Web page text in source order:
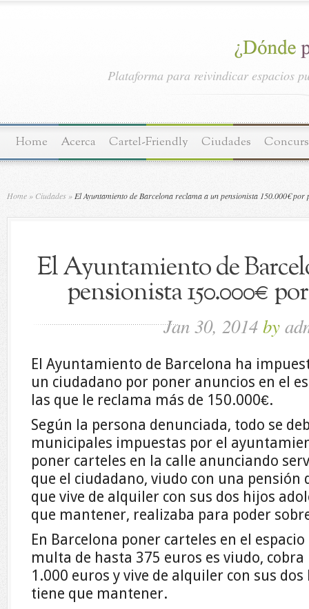
Plataforma para reivindicar espacios
Home Acerca Cartel-Friendly Ciudades
Home » Ciudades » El Ayuntamiento de Barcelona reclama a un pensionista 150.000€ por
El Ayuntamiento de
pensionista 150.000€
Jan 30, 2014by
El Ayuntamiento de Barcelona ha
un ciudadano por poner anuncios en el
las que le reclama más de 150.000€.
Según la persona denunciada, todo se
municipales impuestas por el
poner carteles en la calle anunciando
que el ciudadano, viudo con una pensión
que vive de alquiler con sus dos hijos
que mantener, realizaba para poder
En Barcelona poner carteles en el
multa de hasta 375 euros es viudo,
1.000 euros y vive de alquiler con sus
tiene que mantener.